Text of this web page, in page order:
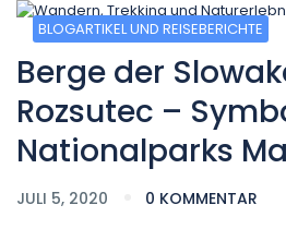
BLOGARTIKEL UND REISEBERICHTE
Berge der
Rozsutec –
Nationalparks
JULI 5, 2020 0 KOMMENTAR